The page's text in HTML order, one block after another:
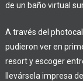
de un baño virtual
A través del
pudieron ver en
resort y escoger
llevársela impresa